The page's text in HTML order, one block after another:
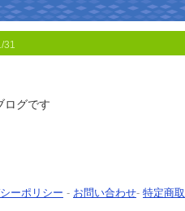
31
ログです
ーポリシー - お問い合わせ- 特定商